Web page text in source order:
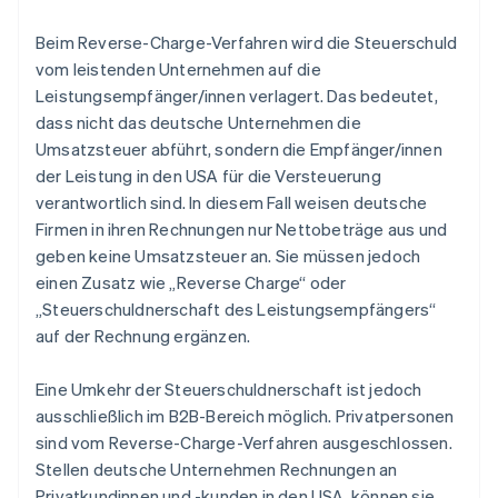
Beim Reverse-Charge-Verfahren wird die Steuerschuld
vom leistenden Unternehmen auf die
Leistungsempfänger/innen verlagert. Das bedeutet,
dass nicht das deutsche Unternehmen die
Umsatzsteuer abführt, sondern die Empfänger/innen
der Leistung in den USA für die Versteuerung
verantwortlich sind. In diesem Fall weisen deutsche
Firmen in ihren Rechnungen nur Nettobeträge aus und
geben keine Umsatzsteuer an. Sie müssen jedoch
einen Zusatz wie „Reverse Charge“ oder
„Steuerschuldnerschaft des Leistungsempfängers“
auf der Rechnung ergänzen.
Eine Umkehr der Steuerschuldnerschaft ist jedoch
ausschließlich im B2B-Bereich möglich. Privatpersonen
sind vom Reverse-Charge-Verfahren ausgeschlossen.
Stellen deutsche Unternehmen Rechnungen an